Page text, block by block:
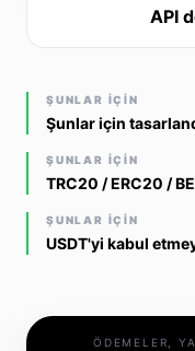
API
ŞUNLAR IÇIN
Şunlar için
ŞUNLAR IÇIN
TRC20 / ERC20 /
ŞUNLAR IÇIN
USDT'yi kabul
ÖDEMELER,